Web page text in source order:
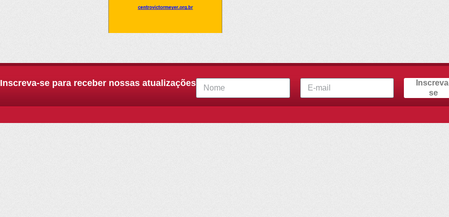
Inscreva-se para receber nossas atualizações
se